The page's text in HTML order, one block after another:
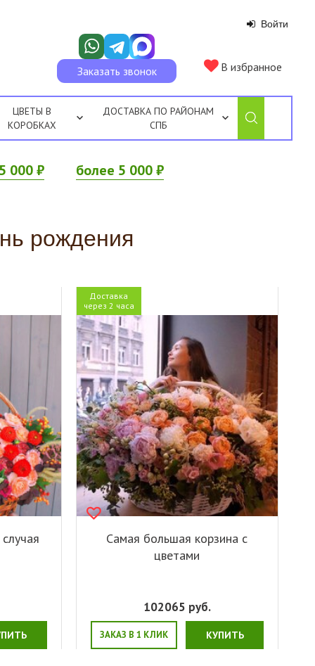
Войти
Заказать звонок В избранное
ЦВЕТЫ В
КОРОБКАХ
ДОСТАВКА ПО РАЙОНАМ
СПБ
000 ₽ более 5 000 ₽
рождения
Доставка
через 2 часа
Самая большая корзина с
цветами
102065 руб.
ЗАКАЗ В 1 КЛИК КУПИТЬ